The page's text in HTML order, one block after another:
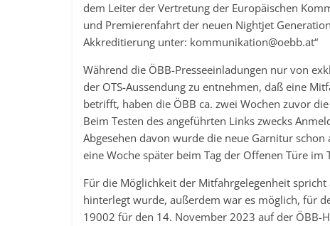
dem Leiter der Vertretung der Europäischen
und Premierenfahrt der neuen Nightjet
Akkreditierung unter: kommunikation@oebb.at“
Während die ÖBB-Presseeinladungen nur von
der OTS-Aussendung zu entnehmen, daß eine
betrifft, haben die ÖBB ca. zwei Wochen zuvor
Beim Testen des angeführten Links zwecks
Abgesehen davon wurde die neue Garnitur
eine Woche später beim Tag der Offenen Türe im
Für die Möglichkeit der Mitfahrgelegenheit
hinterlegt wurde, außerdem war es möglich, für
19002 für den 14. November 2023 auf der ÖBB-